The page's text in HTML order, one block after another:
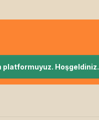
platformuyuz. Hoşgeldiniz.